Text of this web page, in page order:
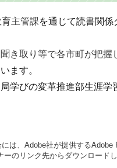
主管課を通じて読書関
き取り等で各市町が把握
ます。
学びの変革推進部生涯学
は、Adobe社が提供するAdobe
のリンク先からダウンロード